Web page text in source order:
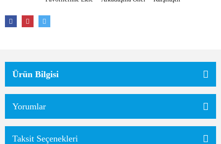
Ürün Bilgisi
Yorumlar
Taksit Seçenekleri